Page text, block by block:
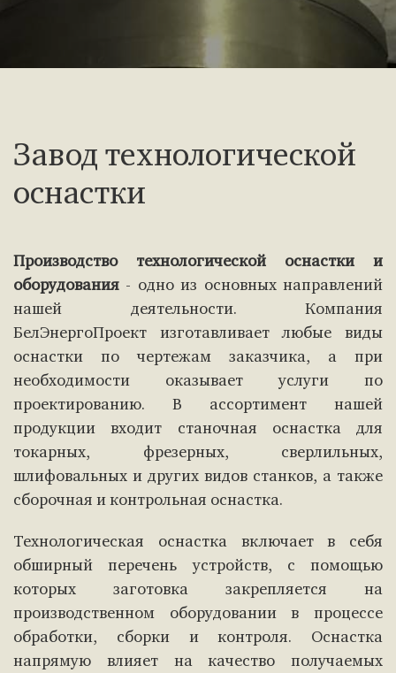
Завод технологической
оснастки
Производство технологической оснастки и
оборудования - одно из основных направлений
нашей деятельности. Компания
БелЭнергоПроект изготавливает любые виды
оснастки по чертежам заказчика, а при
необходимости оказывает услуги по
проектированию. В ассортимент нашей
продукции входит станочная оснастка для
токарных, фрезерных, сверлильных,
шлифовальных и других видов станков, а также
сборочная и контрольная оснастка.
Технологическая оснастка включает в себя
обширный перечень устройств, с помощью
которых заготовка закрепляется на
производственном оборудовании в процессе
обработки, сборки и контроля. Оснастка
напрямую влияет на качество получаемых